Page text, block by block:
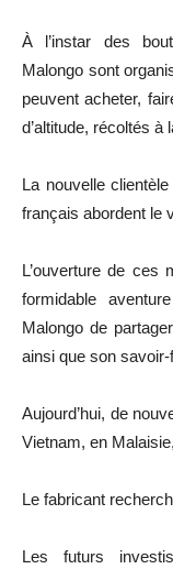
À l’instar des
Malongo sont
peuvent acheter,
d’altitude, récoltés à
La nouvelle
français abordent le
L’ouverture de ces
formidable
Malongo de
ainsi que son savoir-
Aujourd’hui, de
Vietnam, en
Le fabricant
Les futurs